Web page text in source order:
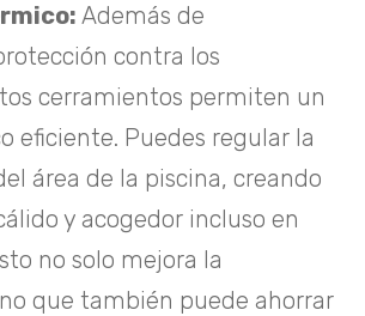
Además de
contra los
cerramientos permiten un
eficiente. Puedes regular la
área de la piscina, creando
y acogedor incluso en
no solo mejora la
que también puede ahorrar